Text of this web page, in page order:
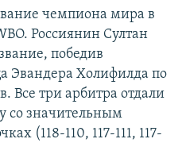
чемпиона мира в
Россиянин Султан
победив
Эвандера Холифилда по
Все три арбитра отдали
со значительным
(118-110, 117-111, 117-